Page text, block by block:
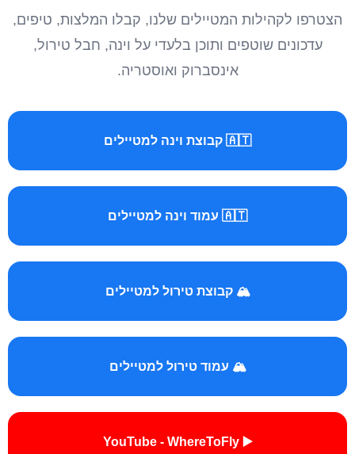
הצטרפו לקהילות המטיילים שלנו, קבלו המלצות, טיפים,
עדכונים שוטפים ותוכן בלעדי על וינה, חבל טירול,
אינסברוק ואוסטריה.
🇦🇹 קבוצת וינה למטיילים
🇦🇹 עמוד וינה למטיילים
🏔️ קבוצת טירול למטיילים
🏔️ עמוד טירול למטיילים
▶️ YouTube - WhereToFly